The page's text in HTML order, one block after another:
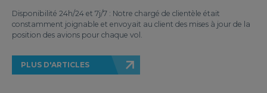
Disponibilité 24h/24 et 7j/7 : Notre chargé de clientèle était
constamment joignable et envoyait au client des mises à jour de la
position des avions pour chaque vol.
PLUS D'ARTICLES